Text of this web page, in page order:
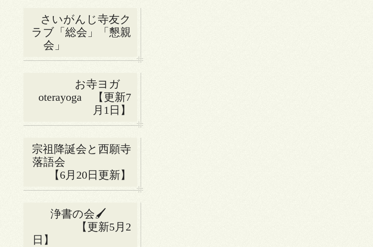
さいがんじ寺友ク
ラブ「総会」「懇親
会」
お寺ヨガ
oterayoga 【更新7
月1日】
宗祖降誕会と西願寺
落語会
【6月20日更新】
浄書の会🖌
【更新5月2
日】